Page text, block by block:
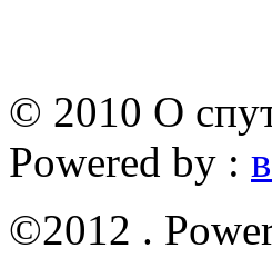
© 2010 О
Powered by :
©2012 .